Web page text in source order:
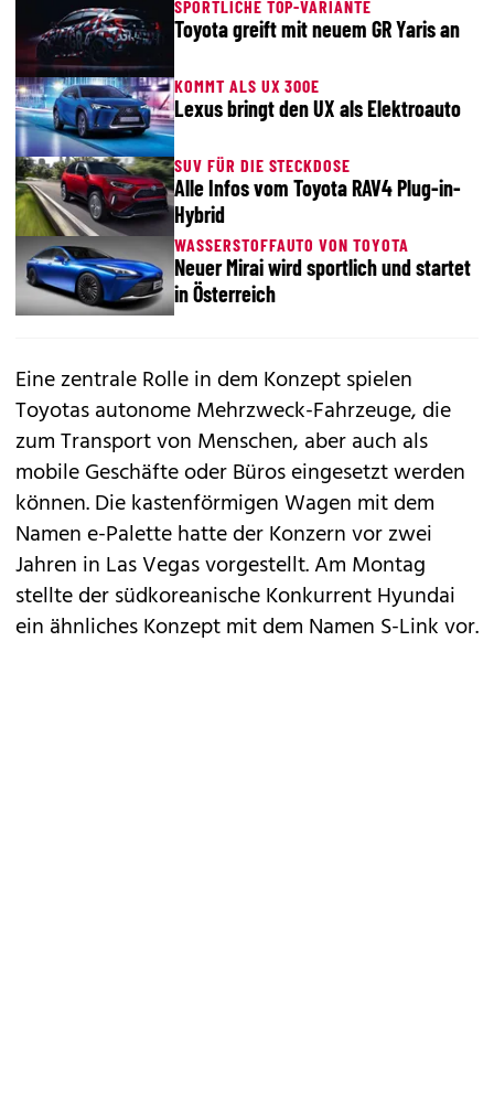
SPORTLICHE TOP-VARIANTE
Toyota greift mit neuem GR Yaris an
KOMMT ALS UX 300E
Lexus bringt den UX als Elektroauto
SUV FÜR DIE STECKDOSE
Alle Infos vom Toyota RAV4 Plug-in-
Hybrid
WASSERSTOFFAUTO VON TOYOTA
Neuer Mirai wird sportlich und startet
in Österreich
Eine zentrale Rolle in dem Konzept spielen
Toyotas autonome Mehrzweck-Fahrzeuge, die
zum Transport von Menschen, aber auch als
mobile Geschäfte oder Büros eingesetzt werden
können. Die kastenförmigen Wagen mit dem
Namen e-Palette hatte der Konzern vor zwei
Jahren in Las Vegas vorgestellt. Am Montag
stellte der südkoreanische Konkurrent Hyundai
ein ähnliches Konzept mit dem Namen S-Link vor.